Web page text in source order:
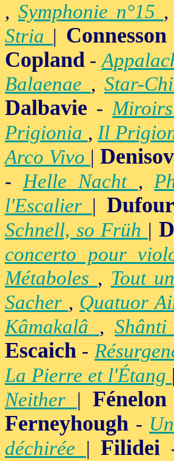
, Symphonie n°15 ,
Stria | Connesson
Copland -
Balaenae ,Star-
Dalbavie -
Prigionia ,Il
Arco Vivo | Denisov
-Helle Nacht ,
l'Escalier |
Schnell, so Früh |
concerto pour
Métaboles , Tout
Sacher , Quatuor
Kâmakalâ ,Shânti
Escaich -
La Pierre et l'Étang
Neither | Fénelon
Ferneyhough -
déchirée |Filidei